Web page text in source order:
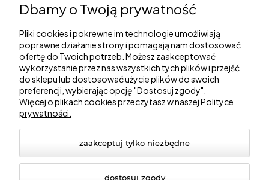
Gorzowska 27, 66-530 Trzebicz
Zakupy
Informacje
Marki
Dbamy o Twoją prywatność
Pliki cookies i pokrewne im technologie umożliwiają
poprawne działanie strony i pomagają nam dostosować
ofertę do Twoich potrzeb. Możesz zaakceptować
wykorzystanie przez nas wszystkich tych plików i przejść
do sklepu lub dostosować użycie plików do swoich
preferencji, wybierając opcję "Dostosuj zgody".
Więcej o plikach cookies przeczytasz w naszej Polityce
prywatności.
zaakceptuj tylko niezbędne
dostosuj zgody